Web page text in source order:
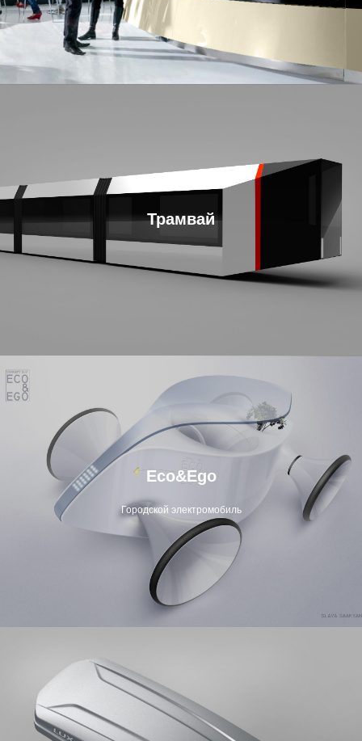
Трамвай
Eco&Ego
Городской электромобиль